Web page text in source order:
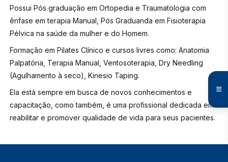
Possui Pós graduação em Ortopedia e Traumatologia com
ênfase em terapia Manual, Pós Graduanda em Fisioterapia
Pélvica na saúde da mulher e do Homem.
Formação em Pilates Clínico e cursos livres como: Anatomia
Palpatória, Terapia Manual, Ventosoterapia, Dry Needling
(Agulhamento à seco), Kinesio Taping.
Ela está sempre em busca de novos conhecimentos e
capacitação, como também, é uma profissional dedicada em
reabilitar e promover qualidade de vida para seus pacientes.